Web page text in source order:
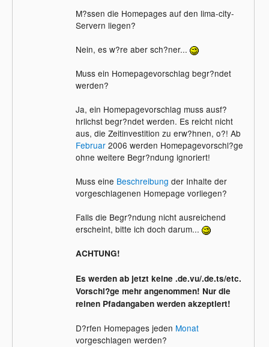
M?ssen die Homepages auf den lima-city-
Servern liegen?
Nein, es w?re aber sch?ner...
Muss ein Homepagevorschlag begr?ndet
werden?
Ja, ein Homepagevorschlag muss ausf?
hrlichst begr?ndet werden. Es reicht nicht
aus, die Zeitinvestition zu erw?hnen, o?! Ab
Februar2006 werden Homepagevorschl?ge
ohne weitere Begr?ndung ignoriert!
Muss eine Beschreibung der Inhalte der
vorgeschlagenen Homepage vorliegen?
Falls die Begr?ndung nicht ausreichend
erscheint, bitte ich doch darum...
ACHTUNG!
Es werden ab jetzt keine .de.vu/.de.ts/etc.
Vorschl?ge mehr angenommen! Nur die
reinen Pfadangaben werden akzeptiert!
D?rfen Homepages jeden Monat
vorgeschlagen werden?